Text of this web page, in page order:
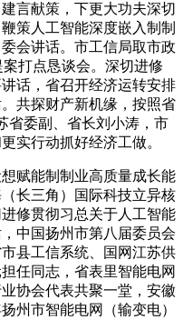
言献策，下更大功夫深切
策人工智能深度嵌入制制
会讲话。市工信局取市政
打点恳谈会。深切进修
话，省召开经济运转安排
共探财产新机缘，按照省
省委副、省长刘小涛，市
实行动抓好经济工做。
赋能制制业高质量成长能
长三角）国际科技立异核
修贯彻习总关于人工智能
中国扬州市第八届委员会
县工信系统、国网江苏供
任同志，省表里智能电网
协会代表共聚一堂，安徽
州市智能电网（输变电）